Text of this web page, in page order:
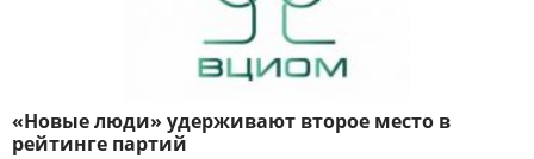
«Новые люди» удерживают второе место в
рейтинге партий